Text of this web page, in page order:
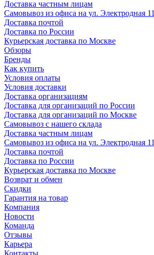
Доставка частным лицам
Самовывоз из офиса на ул. Электродная 11
Доставка почтой
Доставка по России
Курьерская доставка по Москве
Обзоры
Бренды
Как купить
Условия оплаты
Условия доставки
Доставка организациям
Доставка для организаций по России
Доставка для организаций по Москве
Самовывоз с нашего склада
Доставка частным лицам
Самовывоз из офиса на ул. Электродная 11
Доставка почтой
Доставка по России
Курьерская доставка по Москве
Возврат и обмен
Скидки
Гарантия на товар
Компания
Новости
Команда
Отзывы
Карьера
Контакты